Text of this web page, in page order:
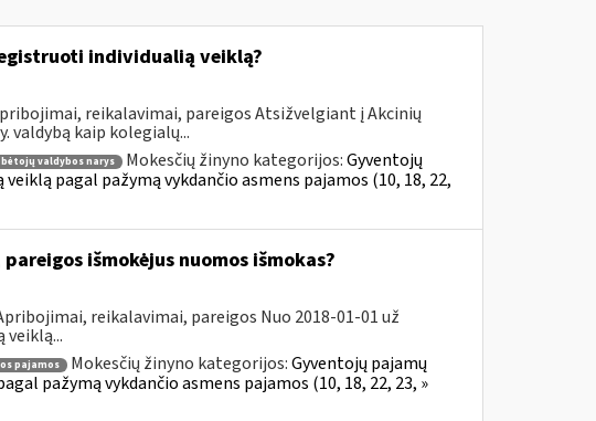
individualią veiklą?
reikalavimai, pareigos Atsižvelgiant į Akcinių
valdybą kaip kolegialų...
valdybos narys Mokesčių žinyno kategorijos:Gyventojų
pagal pažymą vykdančio asmens pajamos (10, 18, 22,
išmokėjus nuomos išmokas?
reikalavimai, pareigos Nuo 2018-01-01 už
pajamos Mokesčių žinyno kategorijos:Gyventojų pajamų
pažymą vykdančio asmens pajamos (10, 18, 22, 23, »